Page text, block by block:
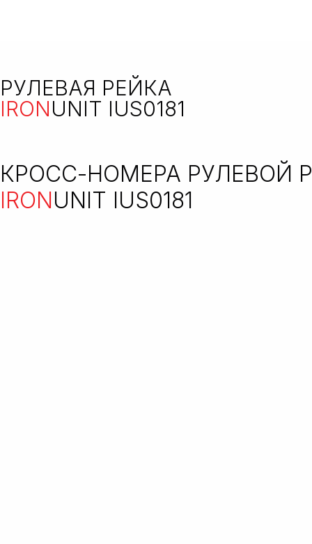
РУЛЕВАЯ РЕЙКА
IRONUNIT IUS0181
КРОСС-НОМЕРА РУЛЕВОЙ
IRONUNIT IUS0181